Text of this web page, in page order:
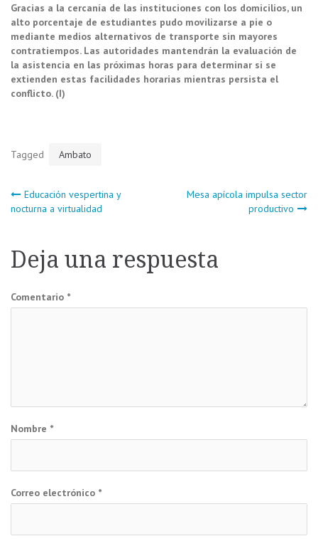
Gracias a la cercanía de las instituciones con los domicilios, un
alto porcentaje de estudiantes pudo movilizarse a pie o
mediante medios alternativos de transporte sin mayores
contratiempos. Las autoridades mantendrán la evaluación de
la asistencia en las próximas horas para determinar si se
extienden estas facilidades horarias mientras persista el
conflicto. (I)
Tagged Ambato
Navegación
entradas
Educación vespertina y
nocturna a virtualidad
Mesa apícola impulsa sector
productivo
Deja una respuesta
Comentario *
Nombre *
Correo electrónico *